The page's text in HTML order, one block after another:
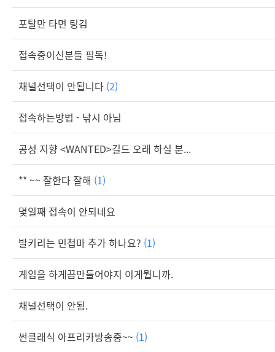
포탈만 타면 팅김
접속중이신분들 필독!
채널선택이 안됩니다 (2)
접속하는방법 - 낚시 아님
공성 지향 <WANTED>길드 오래 하실 분...
** ~~ 잘한다 잘해 (1)
몇일째 접속이 안되네요
발키리는 민첩마 추가 하나요? (1)
게임을 하게끔만들어야지 이게뭡니까.
채널선택이 안됨.
썬클래식 아프리카방송중~~ (1)